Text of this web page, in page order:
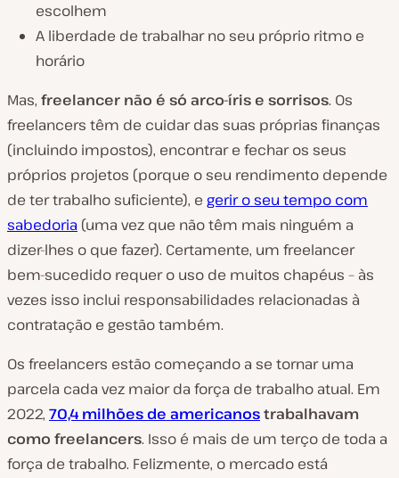
escolhem
A liberdade de trabalhar no seu próprio ritmo e
horário
Mas, freelancer não é só arco-íris e sorrisos. Os
freelancers têm de cuidar das suas próprias finanças
(incluindo impostos), encontrar e fechar os seus
próprios projetos (porque o seu rendimento depende
de ter trabalho suficiente), e gerir o seu tempo com
sabedoria (uma vez que não têm mais ninguém a
dizer-lhes o que fazer). Certamente, um freelancer
bem-sucedido requer o uso de muitos chapéus – às
vezes isso inclui responsabilidades relacionadas à
contratação e gestão também.
Os freelancers estão começando a se tornar uma
parcela cada vez maior da força de trabalho atual. Em
2022, 70,4 milhões de americanostrabalhavam
como freelancers. Isso é mais de um terço de toda a
força de trabalho. Felizmente, o mercado está